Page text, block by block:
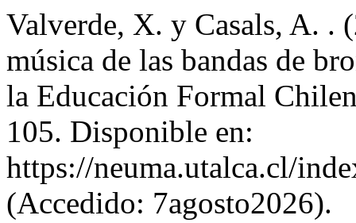
Valverde, X. y Casals, A. .
música de las bandas de
la Educación Formal
105. Disponible en:
https://neuma.utalca.cl/
(Accedido: 7agosto2026).